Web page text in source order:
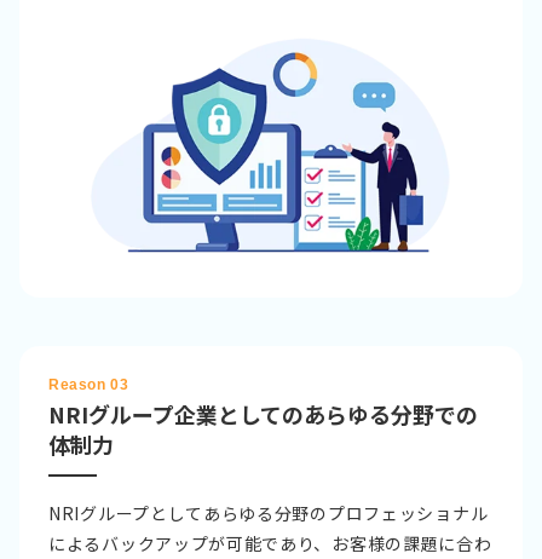
Reason 03
NRIグループ企業としてのあらゆる分野での
体制力
NRIグループとしてあらゆる分野のプロフェッショナル
によるバックアップが可能であり、お客様の課題に合わ